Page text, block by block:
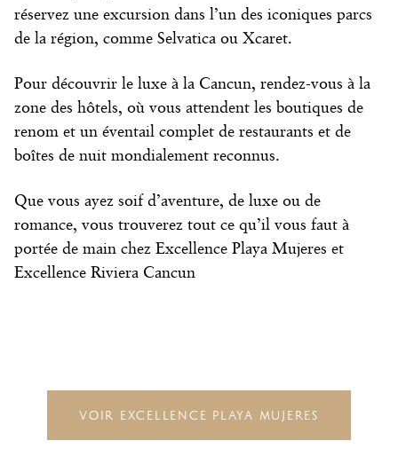
réservez une excursion dans l’un des iconiques parcs
de la région, comme Selvatica ou Xcaret.
Pour découvrir le luxe à la Cancun, rendez-vous à la
zone des hôtels, où vous attendent les boutiques de
renom et un éventail complet de restaurants et de
boîtes de nuit mondialement reconnus.
Que vous ayez soif d’aventure, de luxe ou de
romance, vous trouverez tout ce qu’il vous faut à
portée de main chez Excellence Playa Mujeres et
Excellence Riviera Cancun
VOIR EXCELLENCE PLAYA MUJERES